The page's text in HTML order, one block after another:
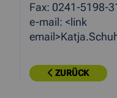
Fax: 0241-5198-
e-mail: <link
ZURÜCK